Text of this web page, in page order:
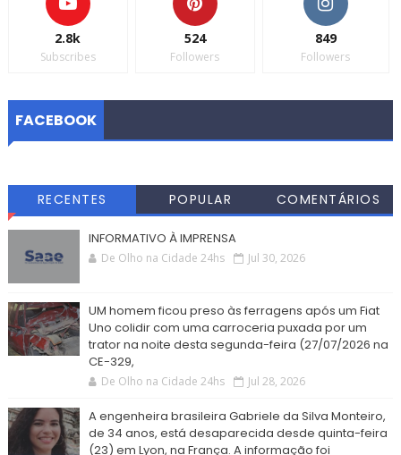
2.8k
Subscribes
524
Followers
849
Followers
FACEBOOK
RECENTES POPULAR COMENTÁRIOS
INFORMATIVO À IMPRENSA
De Olho na Cidade 24hs Jul 30, 2026
UM homem ficou preso às ferragens após um Fiat
Uno colidir com uma carroceria puxada por um
trator na noite desta segunda-feira (27/07/2026 na
CE-329,
De Olho na Cidade 24hs Jul 28, 2026
A engenheira brasileira Gabriele da Silva Monteiro,
de 34 anos, está desaparecida desde quinta-feira
(23) em Lyon, na França. A informação foi